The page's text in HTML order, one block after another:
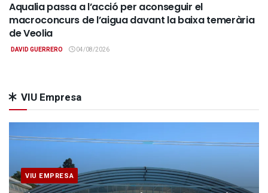
Aqualia passa a l’acció per aconseguir el
macroconcurs de l’aigua davant la baixa temerària
de Veolia
DAVID GUERRERO 04/08/2026
VIU Empresa
VIU EMPRESA